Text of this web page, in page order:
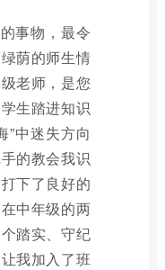
事物，最令
荫的师生情
老师，是您
生踏进知识
”中迷失方向
的教会我识
下了良好的
中年级的两
踏实、守纪
我加入了班